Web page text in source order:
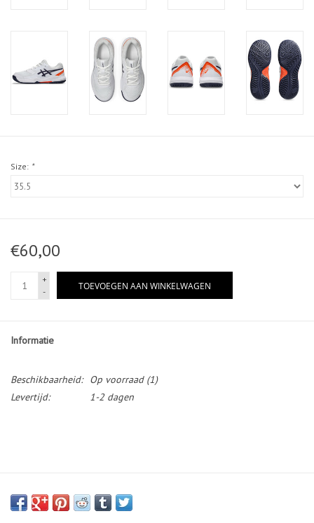
Size: *
€60,00
+
-
TOEVOEGEN AAN WINKELWAGEN
Informatie
Beschikbaarheid: Op voorraad(1)
Levertijd:
1-2 dagen